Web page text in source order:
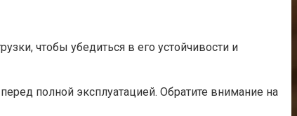
чтобы убедиться в его устойчивости и
полной эксплуатацией. Обратите внимание на